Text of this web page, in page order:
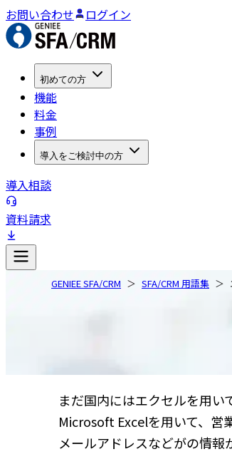
お問い合わせ ログイン
初めての方
機能
料金
事例
導入をご検討中の方
導入相談
資料請求
GENIEE SFA/CRM SFA/CRM 用語集
まだ国内にはエクセルを用
Microsoft Excelを用いて、営
メールアドレスなどがの情